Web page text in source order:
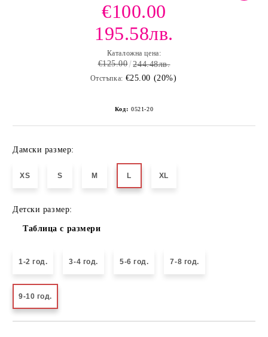
€100.00
195.58лв.
Каталожна цена:
€125.00 244.48лв.
Отстъпка: €25.00 (20%)
Код: 0521-20
Дамски размер:
XS S M L XL
Детски размер:
Таблица с размери
1-2 год. 3-4 год. 5-6 год. 7-8 год.
9-10 год.